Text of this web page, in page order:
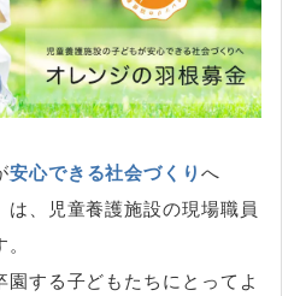
安心できる社会づくりへ
は、児童養護施設の現場職員
する子どもたちにとってよ